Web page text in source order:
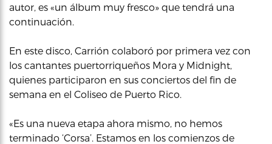
autor, es «un álbum muy fresco» que tendrá una
continuación.
En este disco, Carrión colaboró por primera vez con
los cantantes puertorriqueños Mora y Midnight,
quienes participaron en sus conciertos del fin de
semana en el Coliseo de Puerto Rico.
«Es una nueva etapa ahora mismo, no hemos
terminado ‘Corsa’. Estamos en los comienzos de